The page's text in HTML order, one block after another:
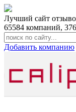
Лучший сайт
65584 компаний,
Добавить компанию